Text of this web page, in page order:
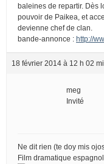
baleines de repartir. Dès
pouvoir de Paikea, et
devienne chef de clan.
bande-annonce : http://
18 février 2014 à 12 h 02
meg
Invité
Ne dit rien (te doy mis
Film dramatique